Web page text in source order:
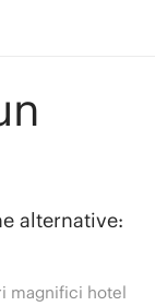
alternative:
magnifici hotel